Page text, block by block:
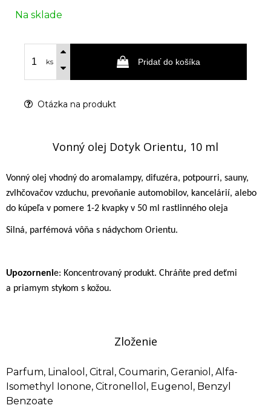
Na sklade
ks Pridať do košíka
Otázka na produkt
Vonný olej Dotyk Orientu, 10 ml
Vonný olej vhodný do aromalampy, difuzéra, potpourri, sauny,
zvlhčovačov vzduchu, prevoňanie automobilov, kancelárií, alebo
do kúpeľa v pomere 1-2 kvapky v 50 ml rastlinného oleja
Silná, parfémová vôňa s nádychom Orientu.
Upozornenie: Koncentrovaný produkt. Chráňte pred deťmi
a priamym stykom s kožou.
Zloženie
Parfum, Linalool, Citral, Coumarin, Geraniol, Alfa-
Isomethyl Ionone, Citronellol, Eugenol, Benzyl
Benzoate